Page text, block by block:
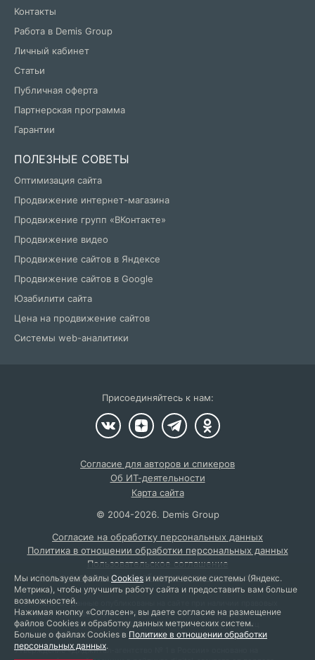
Контакты
Работа в Demis Group
Личный кабинет
Статьи
Публичная оферта
Партнерская программа
Гарантии
ПОЛЕЗНЫЕ СОВЕТЫ
Оптимизация сайта
Продвижение интернет-магазина
Продвижение групп «ВКонтакте»
Продвижение видео
Продвижение сайтов в Яндексе
Продвижение сайтов в Google
Юзабилити сайта
Цена на продвижение сайтов
Системы web-аналитики
Присоединяйтесь к нам:
© 2004-2026. Demis Group
Карта сайта
Об ИТ-деятельности
Согласие для авторов и спикеров
Согласие на обработку персональных данных
Политика в отношении обработки персональных данных
Пользовательское соглашение
Отзыв согласия на обработку персональных данных
Персональные данные опубликованы на сайте при наличии правовых
оснований в соответствии с ч. 1 ст. 6 и ст. 10.1 152-ФЗ. Субъектами
установлены запреты на обработку неограниченным кругом лиц
опубликованных персональных данных.
Утверждение «Диджитал-агентство № 1 в России» основано на
Мы используем файлы Cookies и метрические системы (Яндекс.
Метрика), чтобы улучшить работу сайта и предоставить вам больше
возможностей.
Нажимая кнопку «Согласен», вы даете согласие на размещение
файлов Cookies и обработку данных метрических систем.
Больше о файлах Cookies в Политике в отношении обработки
персональных данных.